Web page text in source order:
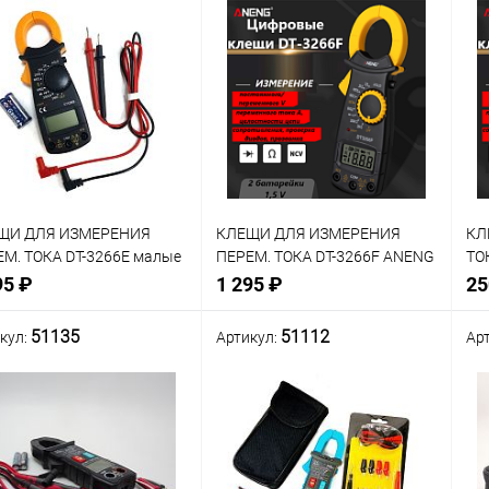
ДЛЯ ИЗМЕРЕНИЯ
ТОКА DT-3266E малые
20A/200А;
2M;
соединений;
₽
КЛЕЩИ ДЛЯ ИЗМЕРЕНИЯ
ПЕРЕМ. ТОКА DT-3266F ANENG
Iперем=20A/200А/600A;
R=2KОm-2Mom; Фаза-
указатель: Диапазон: AC380V
1 295 ₽
Сравнение
избранное
51135 Артикул: 51112